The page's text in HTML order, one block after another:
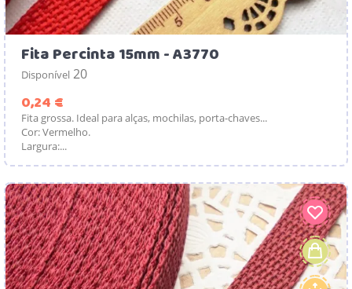
Fita Percinta 15mm - A3770
Disponível 20
0,24 €
Fita grossa. Ideal para alças, mochilas, porta-chaves...
Cor: Vermelho.
Largura:...